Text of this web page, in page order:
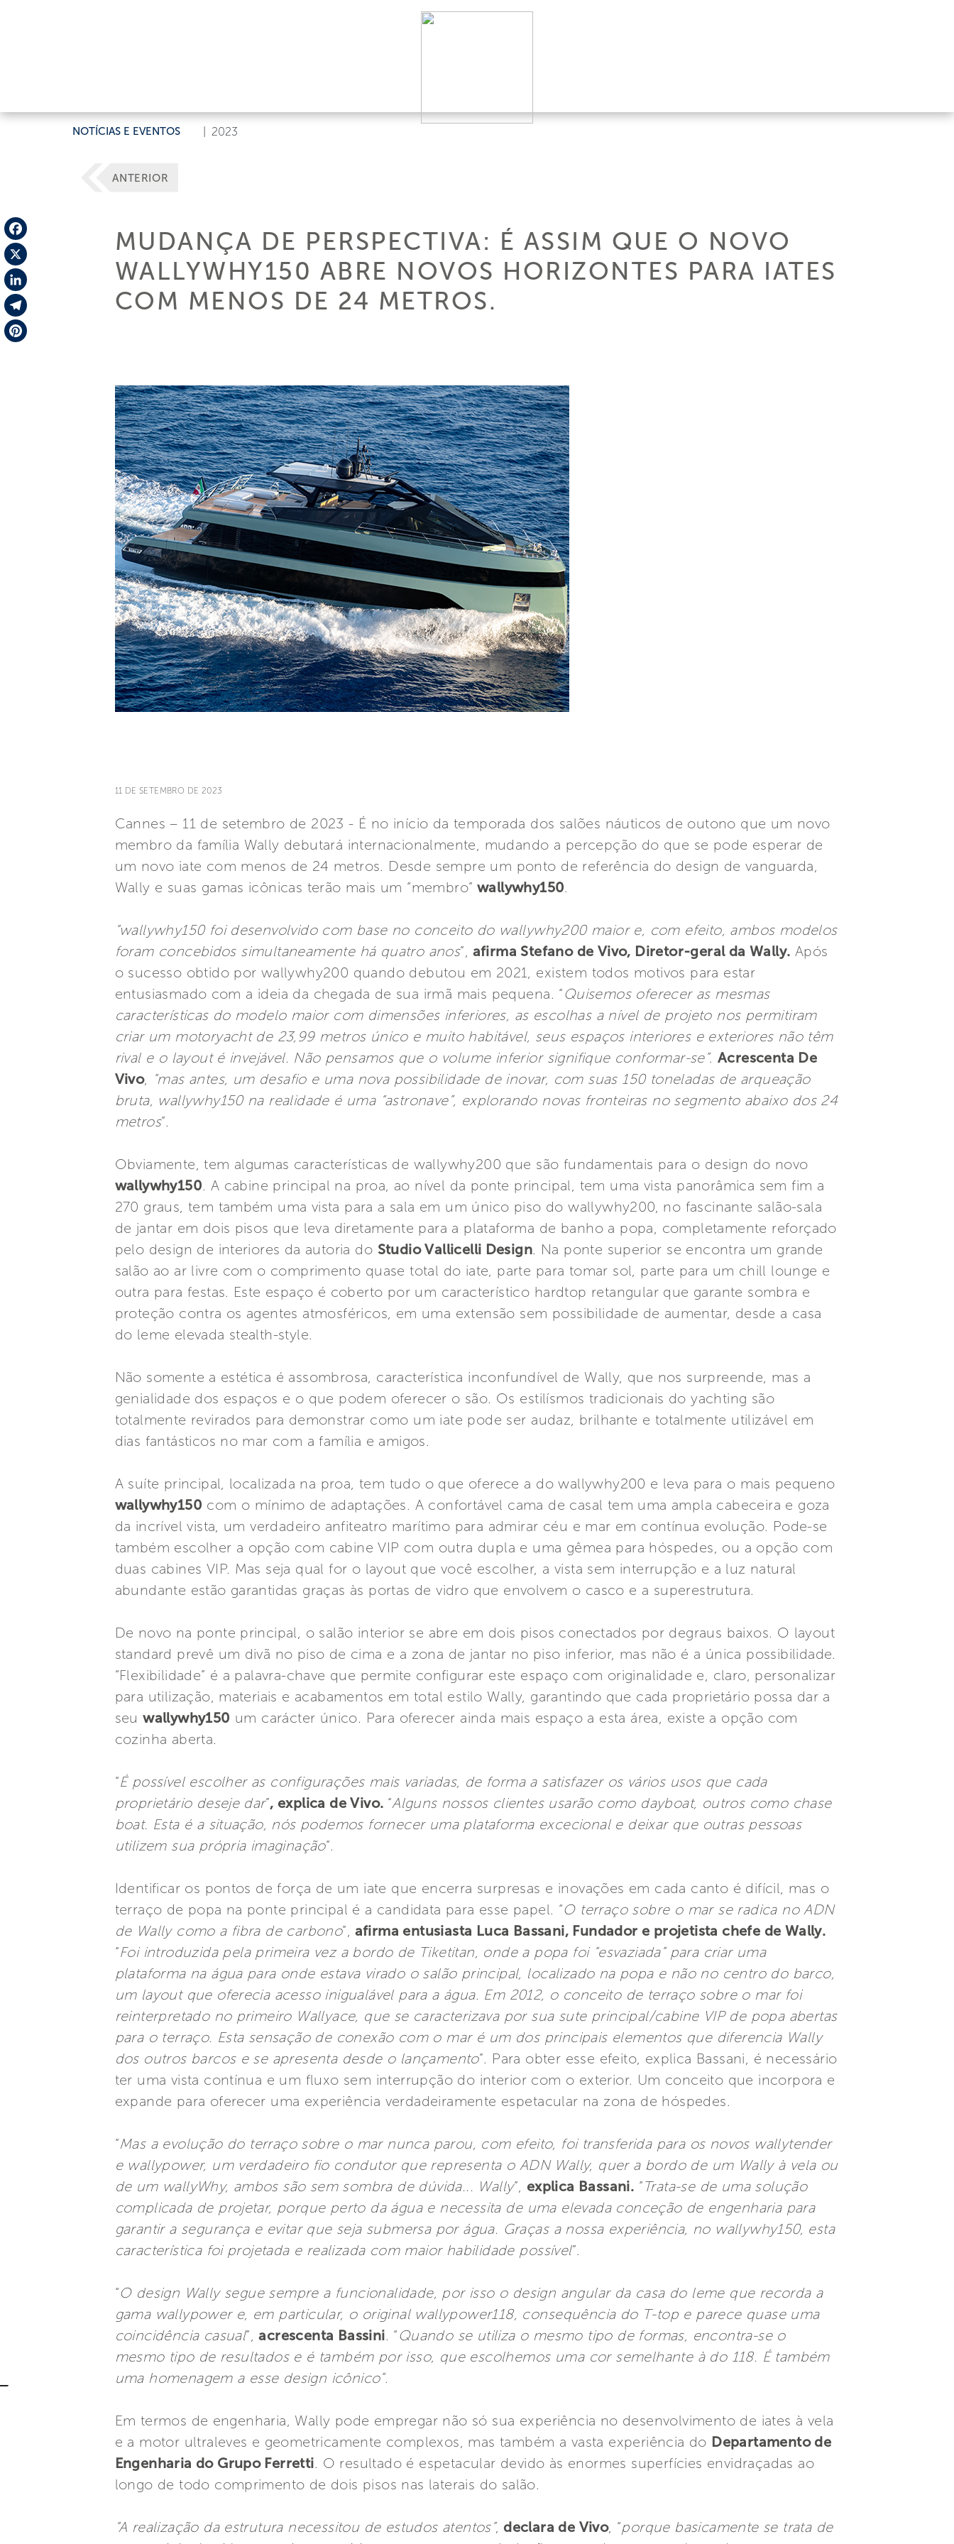
NOTÍCIAS E EVENTOS 2023
Facebook
X
LinkedIn
Telegram
ANTERIOR
MUDANÇA DE PERSPECTIVA: É ASSIM QUE O NOVO
WALLYWHY150 ABRE NOVOS HORIZONTES PARA IATES
COM MENOS DE 24 METROS.
11 DE SETEMBRO DE 2023
Cannes – 11 de setembro de 2023 - É no início da temporada dos salões náuticos de outono que um novo
membro da família Wally debutará internacionalmente, mudando a percepção do que se pode esperar de
um novo iate com menos de 24 metros. Desde sempre um ponto de referência do design de vanguarda,
Wally e suas gamas icônicas terão mais um “membro” wallywhy150.
“wallywhy150 foi desenvolvido com base no conceito do wallywhy200 maior e, com efeito, ambos modelos
foram concebidos simultaneamente há quatro anos”, afirma Stefano de Vivo, Diretor-geral da Wally. Após
o sucesso obtido por wallywhy200 quando debutou em 2021, existem todos motivos para estar
entusiasmado com a ideia da chegada de sua irmã mais pequena. “Quisemos oferecer as mesmas
características do modelo maior com dimensões inferiores, as escolhas a nível de projeto nos permitiram
criar um motoryacht de 23,99 metros único e muito habitável, seus espaços interiores e exteriores não têm
rival e o layout é invejável. Não pensamos que o volume inferior signifique conformar-se”. Acrescenta De
Vivo, “mas antes, um desafio e uma nova possibilidade de inovar, com suas 150 toneladas de arqueação
bruta, wallywhy150 na realidade é uma “astronave”, explorando novas fronteiras no segmento abaixo dos 24
metros”.
Obviamente, tem algumas características de wallywhy200 que são fundamentais para o design do novo
wallywhy150. A cabine principal na proa, ao nível da ponte principal, tem uma vista panorâmica sem fim a
270 graus, tem também uma vista para a sala em um único piso do wallywhy200, no fascinante salão-sala
de jantar em dois pisos que leva diretamente para a plataforma de banho a popa, completamente reforçado
pelo design de interiores da autoria do Studio Vallicelli Design. Na ponte superior se encontra um grande
salão ao ar livre com o comprimento quase total do iate, parte para tomar sol, parte para um chill lounge e
outra para festas. Este espaço é coberto por um característico hardtop retangular que garante sombra e
proteção contra os agentes atmosféricos, em uma extensão sem possibilidade de aumentar, desde a casa
do leme elevada stealth-style.
Não somente a estética é assombrosa, característica inconfundível de Wally, que nos surpreende, mas a
genialidade dos espaços e o que podem oferecer o são. Os estilísmos tradicionais do yachting são
totalmente revirados para demonstrar como um iate pode ser audaz, brilhante e totalmente utilizável em
dias fantásticos no mar com a família e amigos.
A suíte principal, localizada na proa, tem tudo o que oferece a do wallywhy200 e leva para o mais pequeno
wallywhy150 com o mínimo de adaptações. A confortável cama de casal tem uma ampla cabeceira e goza
da incrível vista, um verdadeiro anfiteatro marítimo para admirar céu e mar em contínua evolução. Pode-se
também escolher a opção com cabine VIP com outra dupla e uma gêmea para hóspedes, ou a opção com
duas cabines VIP. Mas seja qual for o layout que você escolher, a vista sem interrupção e a luz natural
abundante estão garantidas graças às portas de vidro que envolvem o casco e a superestrutura.
De novo na ponte principal, o salão interior se abre em dois pisos conectados por degraus baixos. O layout
standard prevê um divã no piso de cima e a zona de jantar no piso inferior, mas não é a única possibilidade.
“Flexibilidade” é a palavra-chave que permite configurar este espaço com originalidade e, claro, personalizar
para utilização, materiais e acabamentos em total estilo Wally, garantindo que cada proprietário possa dar a
seuwallywhy150 um carácter único. Para oferecer ainda mais espaço a esta área, existe a opção com
cozinha aberta.
“É possível escolher as configurações mais variadas, de forma a satisfazer os vários usos que cada
proprietário deseje dar”, explica de Vivo. “Alguns nossos clientes usarão como dayboat, outros como chase
boat. Esta é a situação, nós podemos fornecer uma plataforma excecional e deixar que outras pessoas
utilizem sua própria imaginação”.
Identificar os pontos de força de um iate que encerra surpresas e inovações em cada canto é difícil, mas o
terraço de popa na ponte principal é a candidata para esse papel. “O terraço sobre o mar se radica no ADN
de Wally como a fibra de carbono”, afirma entusiasta Luca Bassani, Fundador e projetista chefe de Wally.
“Foi introduzida pela primeira vez a bordo de Tiketitan, onde a popa foi “esvaziada” para criar uma
plataforma na água para onde estava virado o salão principal, localizado na popa e não no centro do barco,
um layout que oferecia acesso inigualável para a água. Em 2012, o conceito de terraço sobre o mar foi
reinterpretado no primeiro Wallyace, que se caracterizava por sua sute principal/cabine VIP de popa abertas
para o terraço. Esta sensação de conexão com o mar é um dos principais elementos que diferencia Wally
dos outros barcos e se apresenta desde o lançamento”. Para obter esse efeito, explica Bassani, é necessário
ter uma vista contínua e um fluxo sem interrupção do interior com o exterior. Um conceito que incorpora e
expande para oferecer uma experiência verdadeiramente espetacular na zona de hóspedes.
“Mas a evolução do terraço sobre o mar nunca parou, com efeito, foi transferida para os novos wallytender
e wallypower, um verdadeiro fio condutor que representa o ADN Wally, quer a bordo de um Wally à vela ou
de um wallyWhy, ambos são sem sombra de dúvida... Wally”, explica Bassani. “Trata-se de uma solução
complicada de projetar, porque perto da água e necessita de uma elevada conceção de engenharia para
garantir a segurança e evitar que seja submersa por água. Graças a nossa experiência, no wallywhy150, esta
característica foi projetada e realizada com maior habilidade possível”.
“O design Wally segue sempre a funcionalidade, por isso o design angular da casa do leme que recorda a
gama wallypower e, em particular, o original wallypower118, consequência do T-top e parece quase uma
coincidência casual”,acrescenta Bassini. “Quando se utiliza o mesmo tipo de formas, encontra-se o
mesmo tipo de resultados e é também por isso, que escolhemos uma cor semelhante à do 118. É também
uma homenagem a esse design icônico”.
Em termos de engenharia, Wally pode empregar não só sua experiência no desenvolvimento de iates à vela
e a motor ultraleves e geometricamente complexos, mas também a vasta experiência do Departamento de
Engenharia do Grupo Ferretti. O resultado é espetacular devido às enormes superfícies envidraçadas ao
longo de todo comprimento de dois pisos nas laterais do salão.
“A realização da estrutura necessitou de estudos atentos”, declara de Vivo, “porque basicamente se trata de